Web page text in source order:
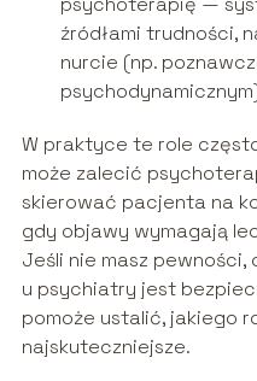
źródłami trudności,
nurcie (np.
W praktyce te role
może zalecić
skierować pacjenta na
gdy objawy wymagają
Jeśli nie masz
u psychiatry jest
pomoże ustalić, jakiego
najskuteczniejsze.